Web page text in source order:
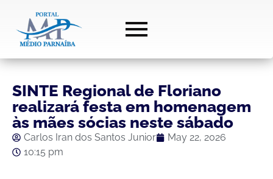
SINTE Regional de Floriano
realizará festa em homenagem
às mães sócias neste sábado
Carlos Iran dos Santos Junior
May 22, 2026
10:15 pm